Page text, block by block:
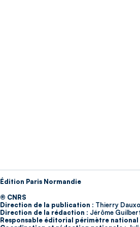
Édition Paris Normandie
© CNRS
Direction de la publication : Thierry
Direction de la rédaction : Jérôme
Responsable éditorial périmètre national